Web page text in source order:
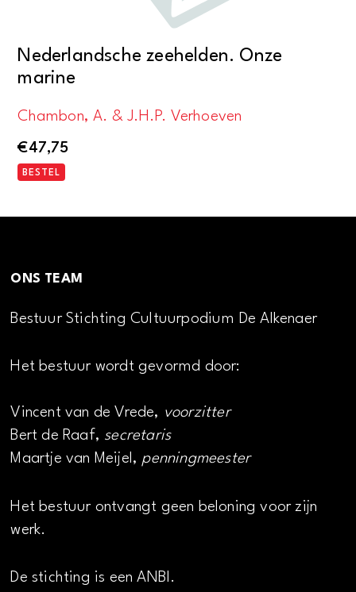
Nederlandsche zeehelden. Onze
marine
Chambon, A. & J.H.P. Verhoeven
€47,75
BESTEL
ONS TEAM
Bestuur Stichting Cultuurpodium De Alkenaer
Het bestuur wordt gevormd door:
Vincent van de Vrede, voorzitter
Bert de Raaf, secretaris
Maartje van Meijel, penningmeester
Het bestuur ontvangt geen beloning voor zijn
werk.
De stichting is een ANBI.